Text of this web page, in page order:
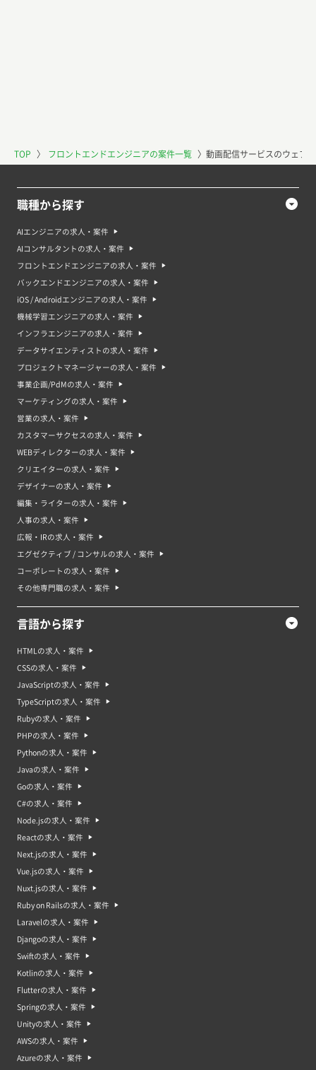
TOP 〉 フロントエンドエンジニアの案件一覧 〉 動画配信サービスのウェブ
職種から探す
AIエンジニアの求人・案件
AIコンサルタントの求人・案件
フロントエンドエンジニアの求人・案件
バックエンドエンジニアの求人・案件
iOS / Androidエンジニアの求人・案件
機械学習エンジニアの求人・案件
インフラエンジニアの求人・案件
データサイエンティストの求人・案件
プロジェクトマネージャーの求人・案件
事業企画/PdMの求人・案件
マーケティングの求人・案件
営業の求人・案件
カスタマーサクセスの求人・案件
WEBディレクターの求人・案件
クリエイターの求人・案件
デザイナーの求人・案件
編集・ライターの求人・案件
人事の求人・案件
広報・IRの求人・案件
エグゼクティブ / コンサルの求人・案件
コーポレートの求人・案件
その他専門職の求人・案件
言語から探す
HTMLの求人・案件
CSSの求人・案件
JavaScriptの求人・案件
TypeScriptの求人・案件
Rubyの求人・案件
PHPの求人・案件
Pythonの求人・案件
Javaの求人・案件
Goの求人・案件
C#の求人・案件
Node.jsの求人・案件
Reactの求人・案件
Next.jsの求人・案件
Vue.jsの求人・案件
Nuxt.jsの求人・案件
Ruby on Railsの求人・案件
Laravelの求人・案件
Djangoの求人・案件
Swiftの求人・案件
Kotlinの求人・案件
Flutterの求人・案件
Springの求人・案件
Unityの求人・案件
AWSの求人・案件
Azureの求人・案件